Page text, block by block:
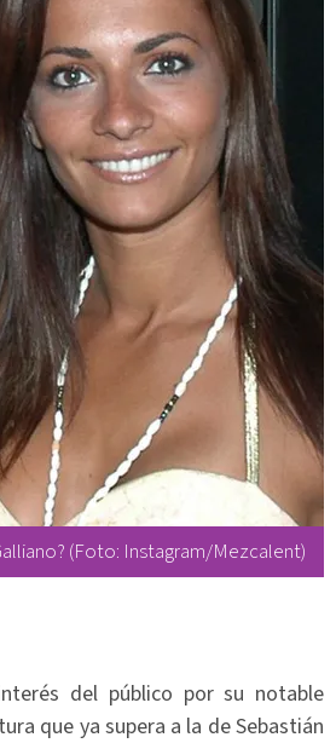
(Foto: Instagram/Mezcalent)
del público por su notable
que ya supera a la de Sebastián